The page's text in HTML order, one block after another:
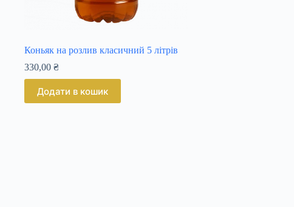
Коньяк на розлив класичний 5 літрів
330,00 ₴
Додати в кошик